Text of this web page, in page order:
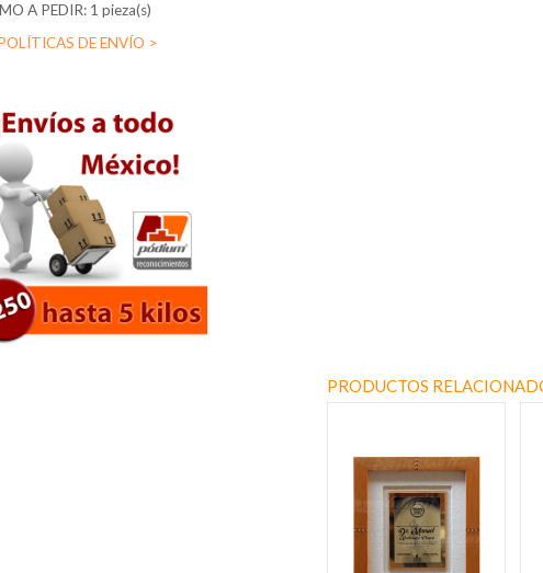
A PEDIR: 1 pieza(s)
DE ENVÍO >
PRODUCTOS